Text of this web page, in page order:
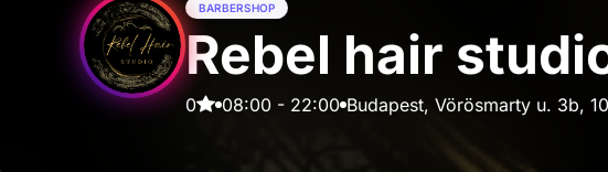
BARBERSHOP
Rebel hair
0 08:00- 22:00 Budapest, Vörösmarty u. 3b,